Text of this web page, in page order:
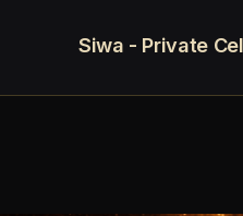
Siwa - Private